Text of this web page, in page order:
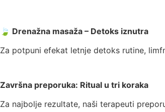
🍃 Drenažna masaža – Detoks iznutra
Za potpuni efekat letnje detoks rutine,
Završna preporuka: Ritual u tri koraka
Za najbolje rezultate, naši terapeuti